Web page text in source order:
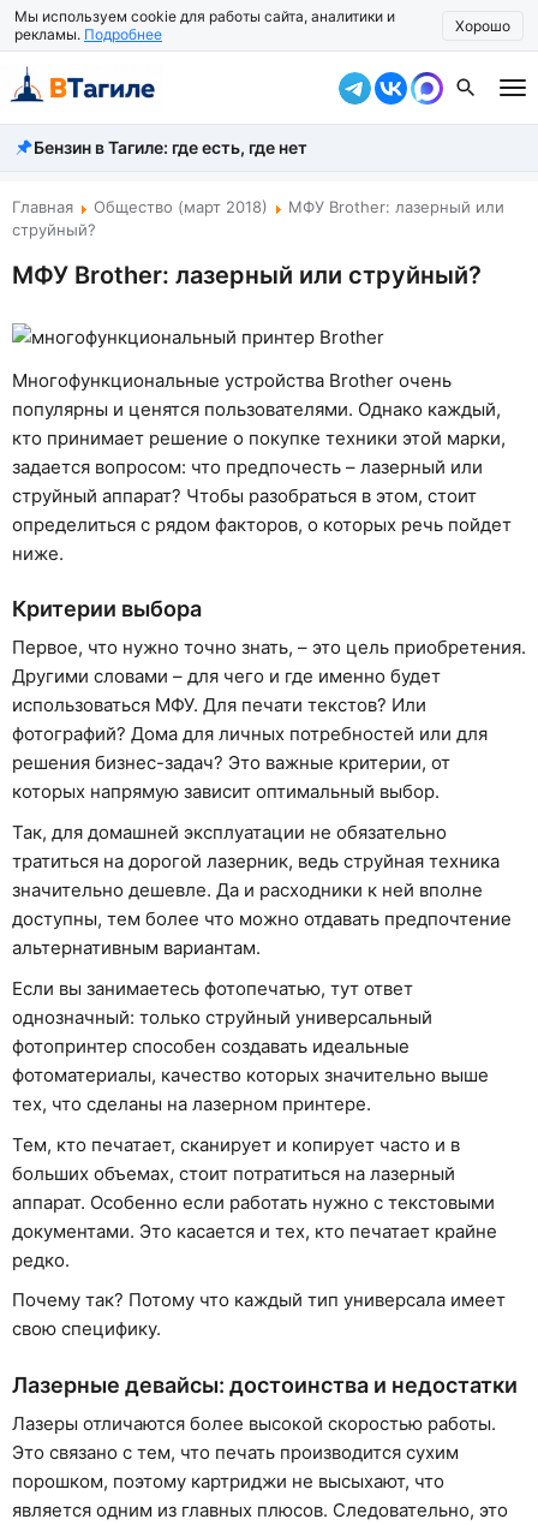
Мы используем cookie для работы сайта, аналитики и
рекламы. Подробнее Хорошо
Все новости
Происшествия
Жизнь
Общество
Рассказать новость
Бензин в Тагиле: где есть, где нет
Главная Общество (март 2018)
МФУ Brother: лазерный или
струйный?
МФУ Brother: лазерный или струйный?
Многофункциональные устройства Brother очень
популярны и ценятся пользователями. Однако каждый,
кто принимает решение о покупке техники этой марки,
задается вопросом: что предпочесть – лазерный или
струйный аппарат? Чтобы разобраться в этом, стоит
определиться с рядом факторов, о которых речь пойдет
ниже.
Критерии выбора
Первое, что нужно точно знать, – это цель приобретения.
Другими словами – для чего и где именно будет
использоваться МФУ. Для печати текстов? Или
фотографий? Дома для личных потребностей или для
решения бизнес-задач? Это важные критерии, от
которых напрямую зависит оптимальный выбор.
Так, для домашней эксплуатации не обязательно
тратиться на дорогой лазерник, ведь струйная техника
значительно дешевле. Да и расходники к ней вполне
доступны, тем более что можно отдавать предпочтение
альтернативным вариантам.
Если вы занимаетесь фотопечатью, тут ответ
однозначный: только струйный универсальный
фотопринтер способен создавать идеальные
фотоматериалы, качество которых значительно выше
тех, что сделаны на лазерном принтере.
Тем, кто печатает, сканирует и копирует часто и в
больших объемах, стоит потратиться на лазерный
аппарат. Особенно если работать нужно с текстовыми
документами. Это касается и тех, кто печатает крайне
редко.
Почему так? Потому что каждый тип универсала имеет
свою специфику.
Лазерные девайсы: достоинства и недостатки
Лазеры отличаются более высокой скоростью работы.
Это связано с тем, что печать производится сухим
порошком, поэтому картриджи не высыхают, что
является одним из главных плюсов. Следовательно, это